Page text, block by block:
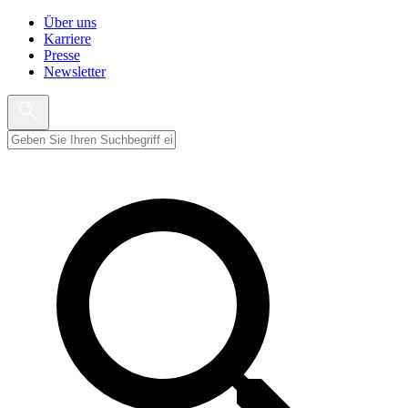
Über uns
Karriere
Presse
Newsletter